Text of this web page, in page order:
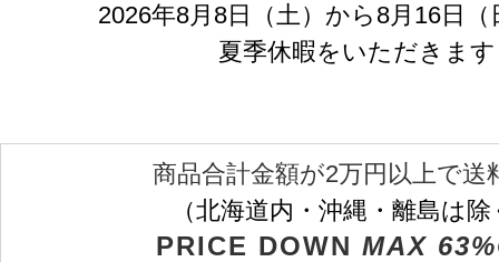
2026年8月8日（土）から8月16日
夏季休暇をいただきます
商品合計金額が2万円以上で送
（北海道内・沖縄・離島は
PRICE DOWN MAX